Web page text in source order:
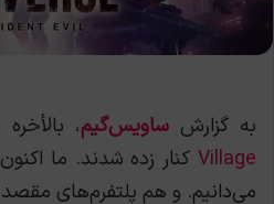
به گزارش ساویس‌گیم،
Village کنار زده شدند. ما
می‌دانیم. و هم پلتفرم‌های